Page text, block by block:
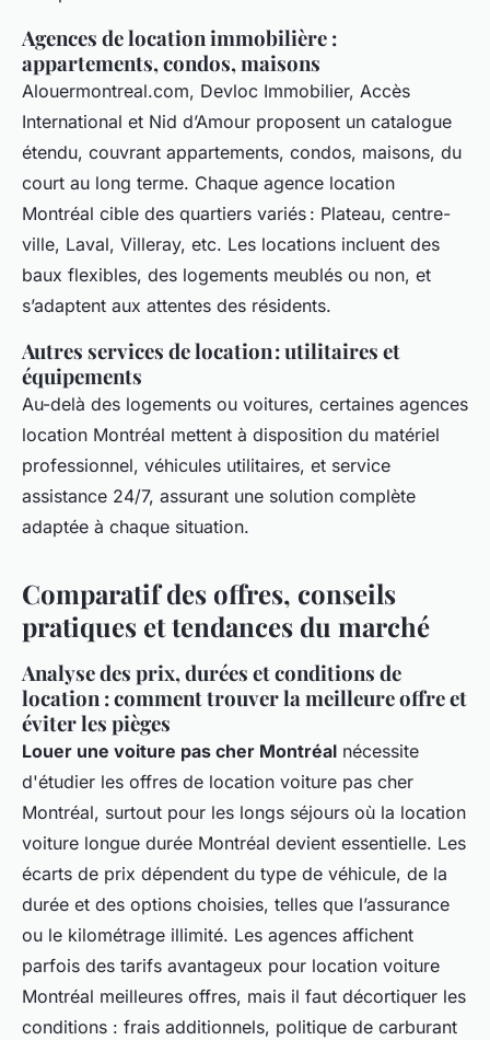
Agences de location immobilière :
appartements, condos, maisons
Alouermontreal.com, Devloc Immobilier, Accès
International et Nid d’Amour proposent un catalogue
étendu, couvrant appartements, condos, maisons, du
court au long terme. Chaque agence location
Montréal cible des quartiers variés : Plateau, centre-
ville, Laval, Villeray, etc. Les locations incluent des
baux flexibles, des logements meublés ou non, et
s’adaptent aux attentes des résidents.
Autres services de location : utilitaires et
équipements
Au-delà des logements ou voitures, certaines agences
location Montréal mettent à disposition du matériel
professionnel, véhicules utilitaires, et service
assistance 24/7, assurant une solution complète
adaptée à chaque situation.
Comparatif des offres, conseils
pratiques et tendances du marché
Analyse des prix, durées et conditions de
location : comment trouver la meilleure offre et
éviter les pièges
Louer une voiture pas cher Montréal nécessite
d'étudier les offres de location voiture pas cher
Montréal, surtout pour les longs séjours où la location
voiture longue durée Montréal devient essentielle. Les
écarts de prix dépendent du type de véhicule, de la
durée et des options choisies, telles que l’assurance
ou le kilométrage illimité. Les agences affichent
parfois des tarifs avantageux pour location voiture
Montréal meilleures offres, mais il faut décortiquer les
conditions : frais additionnels, politique de carburant